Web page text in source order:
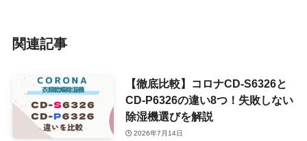
関連記事
【徹底比較】コロナCD-S6326と
CD-P6326の違い8つ！失敗しない
除湿機選びを解説
2026年7月14日